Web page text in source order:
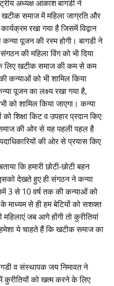
अध्यक्ष आकाश बागडी ने
खटीक समाज में महिला जाग्रति और
रखा गया है जिसमें विद्वान
पूजन की रस्म होगी। बागडी ने
की महिला विंग को भी दिया
लिए खटीक समाज की कम से कम
कन्याओं को भी शामिल किया
पूजन का लक्ष्य रखा गया है,
को शामिल किया जाएगा। कन्या
शिक्षा किट व उपहार प्रदान किए
की ओर से यह पहली पहल है
की ओर से प्रयास किए
कि हमारी छोटी-छोटी बहन
देखते हुए ही संगठन ने कन्या
3 से 10 वर्ष तक की कन्याओं को
माध्यम से ही हम बेटियों को सशक्त
जब आगे होंगी तो कुरीतियां
ये चाहते हैं कि खटीक समाज का
व संस्थापक जय निमावत ने
को खत्म करने के लिए